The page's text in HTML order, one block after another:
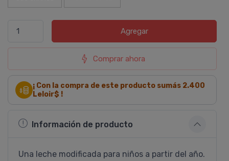
Agregar
Comprar ahora
¡ Con la compra de este producto sumás 2.400
Leloir$ !
Información de producto
Una leche modificada para niños a partir del año.